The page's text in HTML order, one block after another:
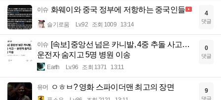
이슈 화웨이와 중국 정부에 저항하는 중국인들
슬기로움 Lv.92 조회 1009 13:14
4
댓글
이슈 [속보] 중앙선 넘은 카니발, 4중 추돌 사고…
운전자 숨지고 5명 병원 이송
Earth Lv.96 조회 1371 13:11
0
댓글
유머 ㅇㅎㅂ? 영화 스파이더맨 최고의 장면 9
댓글